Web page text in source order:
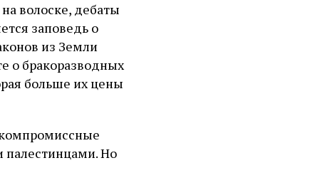
волоске, дебаты
заповедь о
из Земли
о бракоразводных
больше их цены
Но